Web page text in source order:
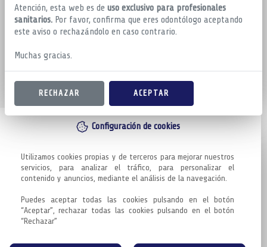
Atención, esta web es de uso exclusivo para profesionales
sanitarios. Por favor, confirma que eres odontólogo aceptando
este aviso o rechazándolo en caso contrario.
Muchas gracias.
RECHAZAR ACEPTAR
Configuración de cookies
Utilizamos cookies propias y de terceros para mejorar nuestros
servicios, para analizar el tráfico, para personalizar el
contenido y anuncios, mediante el análisis de la navegación.
Puedes aceptar todas las cookies pulsando en el botón
“Aceptar”, rechazar todas las cookies pulsando en el botón
“Rechazar”